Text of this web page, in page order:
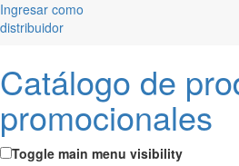
Ingresar como
distribuidor
Catálogo de
promocionales
Toggle main menu visibility